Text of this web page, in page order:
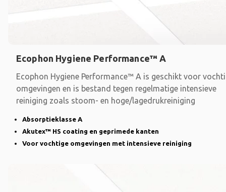
Ecophon Hygiene Performance™ A
Ecophon Hygiene Performance™ A is geschikt voor
omgevingen en is bestand tegen regelmatige intensieve
reiniging zoals stoom- en hoge/lagedrukreiniging
Absorptieklasse A
Akutex™ HS coating en geprimede kanten
Voor vochtige omgevingen met intensieve reiniging